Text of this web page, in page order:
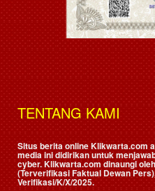
TENTANG KAMI
Situs berita online Klikwarta.com
media ini didirikan untuk
cyber. Klikwarta.com dinaungi oleh
(Terverifikasi Faktual Dewan Pers)
Verifikasi/K/X/2025.